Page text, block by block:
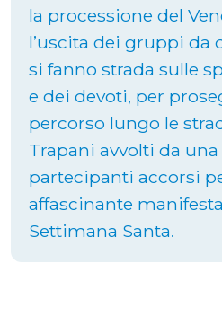
la processione del
l’uscita dei gruppi da
si fanno strada sulle
e dei devoti, per
percorso lungo le
Trapani avvolti da
partecipanti accorsi
affascinante
Settimana Santa.